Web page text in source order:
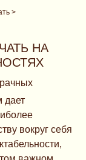
>
НА
дает
вокруг себя